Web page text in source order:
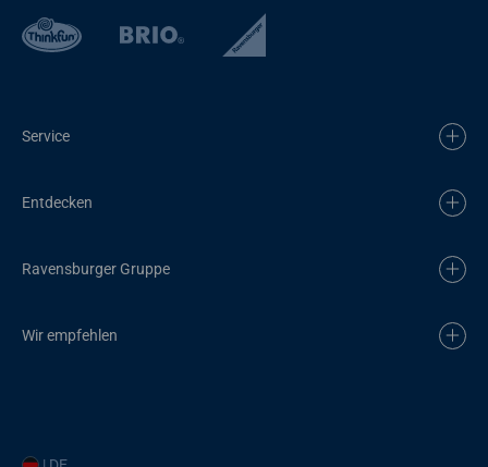
Service
Entdecken
Ravensburger Gruppe
Wir empfehlen